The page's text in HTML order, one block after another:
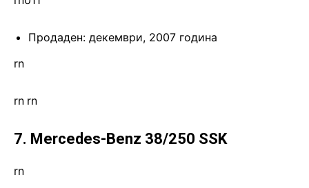
Продаден: декември, 2007 година
rn
rn rn
7. Mercedes-Benz 38/250 SSK
rn